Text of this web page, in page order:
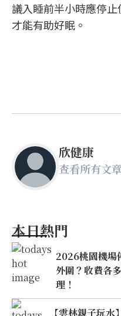
議入睡前半小時應停止
才能有助好眠。
欣健康
查看所有文章
本日熱門
2026桃園機場
外圍？收費各
理！
【雲林親子玩